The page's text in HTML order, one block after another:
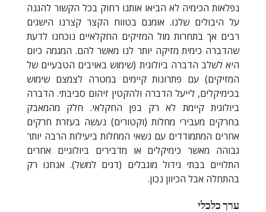
נפלאות הכימיה לא הביאו אותנו רחוק בכל הקשור להגנה
על היבולים שלנו. אומנם בטווח הקצר קצרנו הישגים
רבים אך בתחרות מול המזיקים החקלאיים נוכחנו לדעת
שהדברה כימית מזיקה יותר לנו מאשר להם. המגמה כיום
היא לשלב הדברה ביולוגית (שימוש באויבים הטבעיים של
המזיקים) עם פתרונות קיימים במטרה לצמצם שימוש
בכימיקלים, לייעל הדברה ולהקטין זיהום סביבתי. הדברה
ביולוגית קיימת לא רק בפן החקלאי. חלק מהמאבק
בחרקים מעבירי מחלות (וקטורים) נעשה בעזרת חרקים
אחרים המתמודדים עם נשאי המחלות ביעילות הרבה יותר
גבוהה מאשר כימיקלים או מדבירים ביולוגיים אחרים
התלויים בבתי גידול מוגבלים (דגים למשל). אנחנו רק
בהתחלה אבל הכיוון נכון.
ערך כלכלי